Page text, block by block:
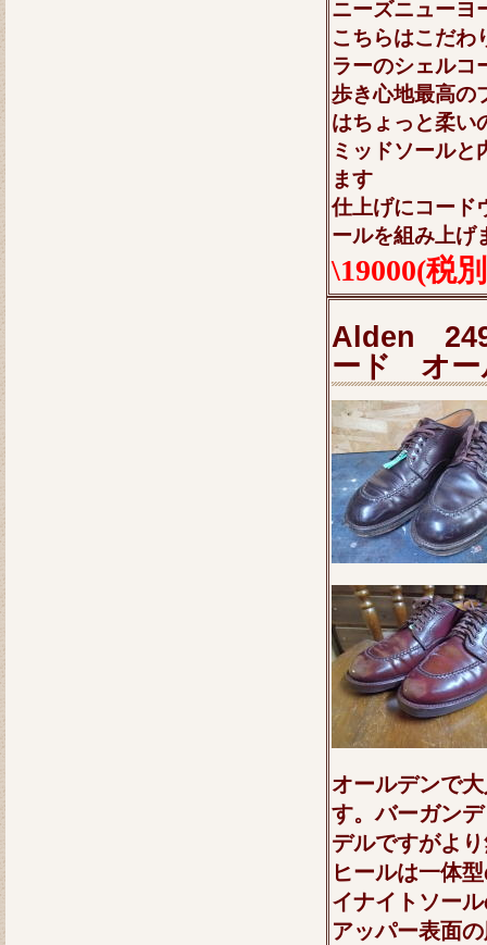
ニーズニューヨ
こちらはこだわ
ラーのシェルコ
歩き心地最高の
はちょっと柔い
ミッドソールと
ます
仕上げにコード
ールを組み上げ
\19000(税
Alden
ード オー
オールデンで
す。バーガン
デルですがよ
ヒールは一体
イナイトソー
アッパー表面